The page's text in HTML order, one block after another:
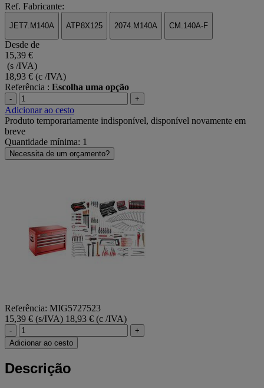
Ref. Fabricante:
JET7.M140A ATP8X125 2074.M140A CM.140A-F
Desde de
15,39 €
(s /IVA)
18,93 € (c /IVA)
Referência : Escolha uma opção
- +
Adicionar ao cesto
Produto temporariamente indisponível, disponível novamente em
breve
Quantidade mínima: 1
Necessita de um orçamento?
Referência: MIG5727523
15,39 € (s/IVA) 18,93 € (c /IVA)
-
+
Adicionar ao cesto
Descrição